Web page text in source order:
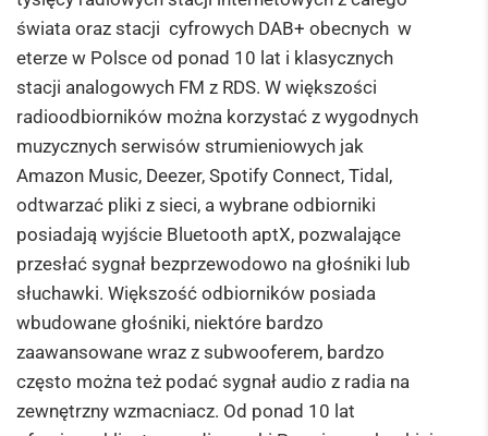
świata oraz stacji cyfrowych DAB+ obecnych w
eterze w Polsce od ponad 10 lat i klasycznych
stacji analogowych FM z RDS. W większości
radioodbiorników można korzystać z wygodnych
muzycznych serwisów strumieniowych jak
Amazon Music, Deezer, Spotify Connect, Tidal,
odtwarzać pliki z sieci, a wybrane odbiorniki
posiadają wyjście Bluetooth aptX, pozwalające
przesłać sygnał bezprzewodowo na głośniki lub
słuchawki. Większość odbiorników posiada
wbudowane głośniki, niektóre bardzo
zaawansowane wraz z subwooferem, bardzo
często można też podać sygnał audio z radia na
zewnętrzny wzmacniacz. Od ponad 10 lat